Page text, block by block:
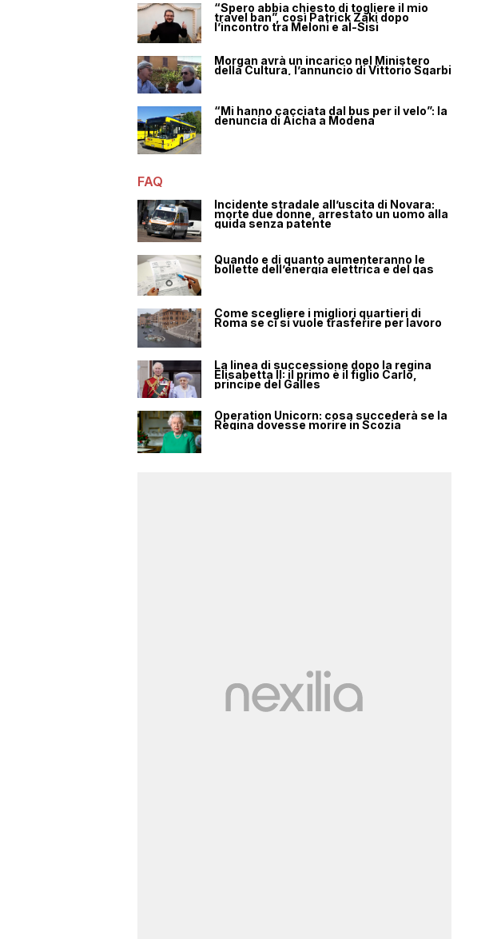
“Spero abbia chiesto di togliere il mio
travel ban”, così Patrick Zaki dopo
l’incontro tra Meloni e al-Sisi
Morgan avrà un incarico nel Ministero
della Cultura, l’annuncio di Vittorio Sgarbi
“Mi hanno cacciata dal bus per il velo”: la
denuncia di Aicha a Modena
FAQ
Incidente stradale all’uscita di Novara:
morte due donne, arrestato un uomo alla
guida senza patente
Quando e di quanto aumenteranno le
bollette dell’energia elettrica e del gas
Come scegliere i migliori quartieri di
Roma se ci si vuole trasferire per lavoro
La linea di successione dopo la regina
Elisabetta II: il primo è il figlio Carlo,
principe del Galles
Operation Unicorn: cosa succederà se la
Regina dovesse morire in Scozia